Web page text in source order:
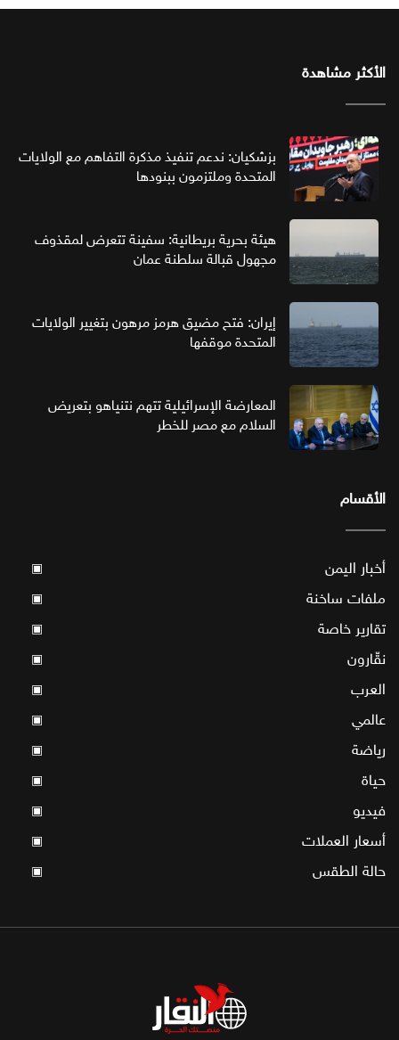
الأكثر مشاهدة
بزشكيان: ندعم تنفيذ مذكرة التفاهم مع الولايات
المتحدة وملتزمون ببنودها
هيئة بحرية بريطانية: سفينة تتعرض لمقذوف
مجهول قبالة سلطنة عمان
إيران: فتح مضيق هرمز مرهون بتغيير الولايات
المتحدة موقفها
المعارضة الإسرائيلية تتهم نتنياهو بتعريض
السلام مع مصر للخطر
الأقسام
أخبار اليمن ▣
ملفات ساخنة ▣
تقارير خاصة ▣
نقّارون ▣
العرب ▣
عالمي ▣
رياضة ▣
حياة ▣
فيديو ▣
أسعار العملات ▣
حالة الطقس ▣